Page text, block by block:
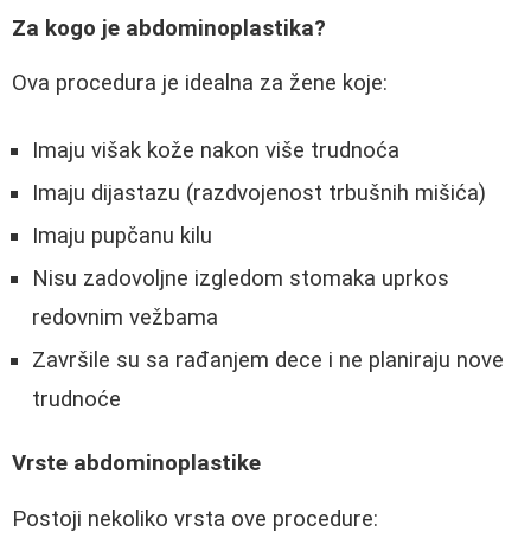
Za kogo je abdominoplastika?
Ova procedura je idealna za žene koje:
Imaju višak kože nakon više trudnoća
Imaju dijastazu (razdvojenost trbušnih mišića)
Imaju pupčanu kilu
Nisu zadovoljne izgledom stomaka uprkos
redovnim vežbama
Završile su sa rađanjem dece i ne planiraju nove
trudnoće
Vrste abdominoplastike
Postoji nekoliko vrsta ove procedure: